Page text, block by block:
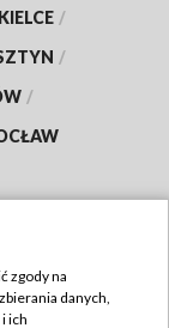
KIELCE /
/
/
zgody na
danych,
ich